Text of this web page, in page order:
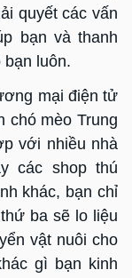
quyết các vấn
bạn và thanh
bạn luôn.
mại điện tử
chó mèo Trung
với nhiều nhà
các shop thú
khác, bạn chỉ
ba sẽ lo liệu
vật nuôi cho
gì bạn kinh